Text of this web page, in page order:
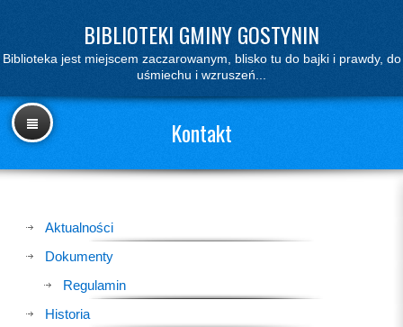
BIBLIOTEKI GMINY GOSTYNIN
Biblioteka jest miejscem zaczarowanym, blisko tu do bajki i prawdy, do
uśmiechu i wzruszeń...
Kontakt
Aktualności
Dokumenty
Regulamin
Historia